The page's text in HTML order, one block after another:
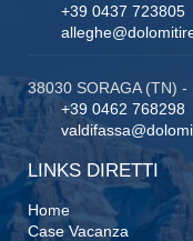
+39 0437 723805
38030 SORAGA (TN)
+39 0462 768298
LINKS DIRETTI
Home
Case Vacanza